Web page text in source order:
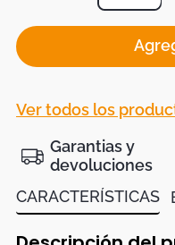
Ver todos los
Garantias y
devoluciones
CARACTERÍSTICAS